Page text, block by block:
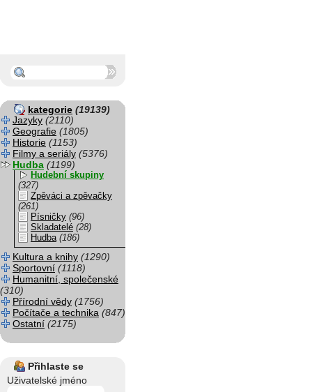
kategorie (19139)
Jazyky (2110)
Geografie (1805)
Historie (1153)
Filmy a seriály (5376)
Hudba (1199)
Hudební skupiny
(327)
Zpěváci a zpěvačky
(261)
Písničky (96)
Skladatelé (28)
Hudba (186)
Kultura a knihy (1290)
Sportovní (1118)
Humanitní, společenské
(310)
Přírodní vědy (1756)
Počítače a technika (847)
Ostatní (2175)
Přihlaste se
Uživatelské jméno